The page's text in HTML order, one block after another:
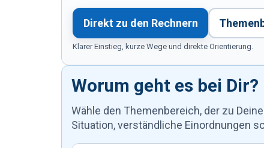
Direkt zu den Rechnern
Klarer Einstieg, kurze Wege und direkte Orientierung.
Worum geht es bei Dir?
Wähle den Themenbereich, der zu
Situation, verständliche Einordnungen